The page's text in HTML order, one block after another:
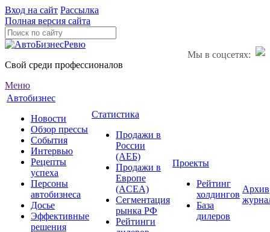
Вход на сайт Рассылка
Полная версия сайта
Мы в соцсетях:
Свой среди профессионалов
Меню
Автобизнес
Новости
Обзор прессы
События
Интервью
Рецепты
успеха
Персоны
автобизнеса
Досье
Эффективные
решения
Статистика
Продажи в
России
(АЕБ)
Продажи в
Европе
(ACEA)
Сегментация
рынка РФ
Рейтинги
Проекты
Рейтинг
холдингов
База
дилеров
Архив